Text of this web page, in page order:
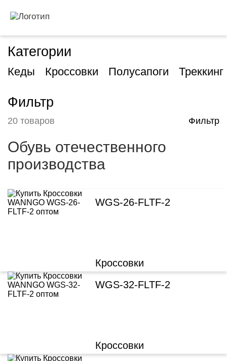
Категории
Кеды Кроссовки Полусапоги Треккинг
Фильтр
20 товаров Фильтр
Обувь отечественного
производства
WGS-26-FLTF-2
Кроссовки
WGS-32-FLTF-2
Кроссовки